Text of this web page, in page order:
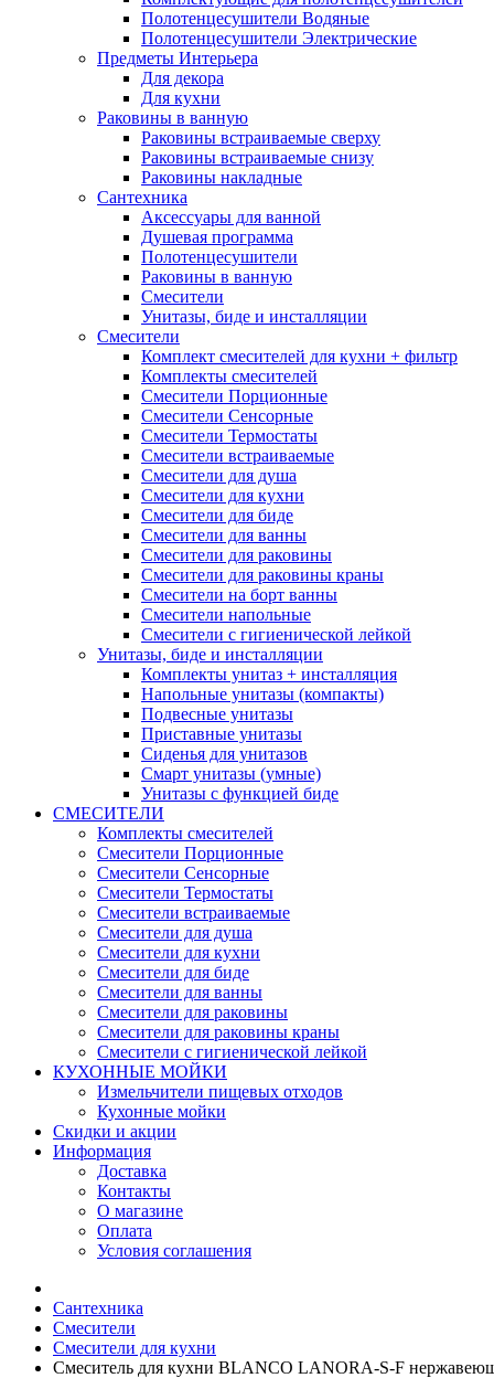
Полотенцесушители Водяные
Полотенцесушители Электрические
Предметы Интерьера
Для декора
Для кухни
Раковины в ванную
Раковины встраиваемые сверху
Раковины встраиваемые снизу
Раковины накладные
Сантехника
Аксессуары для ванной
Душевая программа
Полотенцесушители
Раковины в ванную
Смесители
Унитазы, биде и инсталляции
Смесители
Комплект смесителей для кухни + фильтр
Комплекты смесителей
Смесители Порционные
Смесители Сенсорные
Смесители Термостаты
Смесители встраиваемые
Смесители для душа
Смесители для кухни
Смесители для биде
Смесители для ванны
Смесители для раковины
Смесители для раковины краны
Смесители на борт ванны
Смесители напольные
Смесители с гигиенической лейкой
Унитазы, биде и инсталляции
Комплекты унитаз + инсталляция
Напольные унитазы (компакты)
Подвесные унитазы
Приставные унитазы
Сиденья для унитазов
Смарт унитазы (умные)
Унитазы с функцией биде
СМЕСИТЕЛИ
Комплекты смесителей
Смесители Порционные
Смесители Сенсорные
Смесители Термостаты
Смесители встраиваемые
Смесители для душа
Смесители для кухни
Смесители для биде
Смесители для ванны
Смесители для раковины
Смесители для раковины краны
Смесители с гигиенической лейкой
КУХОННЫЕ МОЙКИ
Измельчители пищевых отходов
Кухонные мойки
Скидки и акции
Информация
Доставка
Контакты
О магазине
Оплата
Условия соглашения
Сантехника
Смесители
Смесители для кухни
Смеситель для кухни BLANCO LANORA-S-F